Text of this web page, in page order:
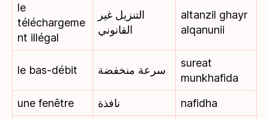
le
téléchargeme
nt illégal
التنزيل غير
القانوني
altanzil ghayr
alqanunii
le bas-débit سرعة منخفضة
sureat
munkhafida
une fenêtre
نافذة
nafidha